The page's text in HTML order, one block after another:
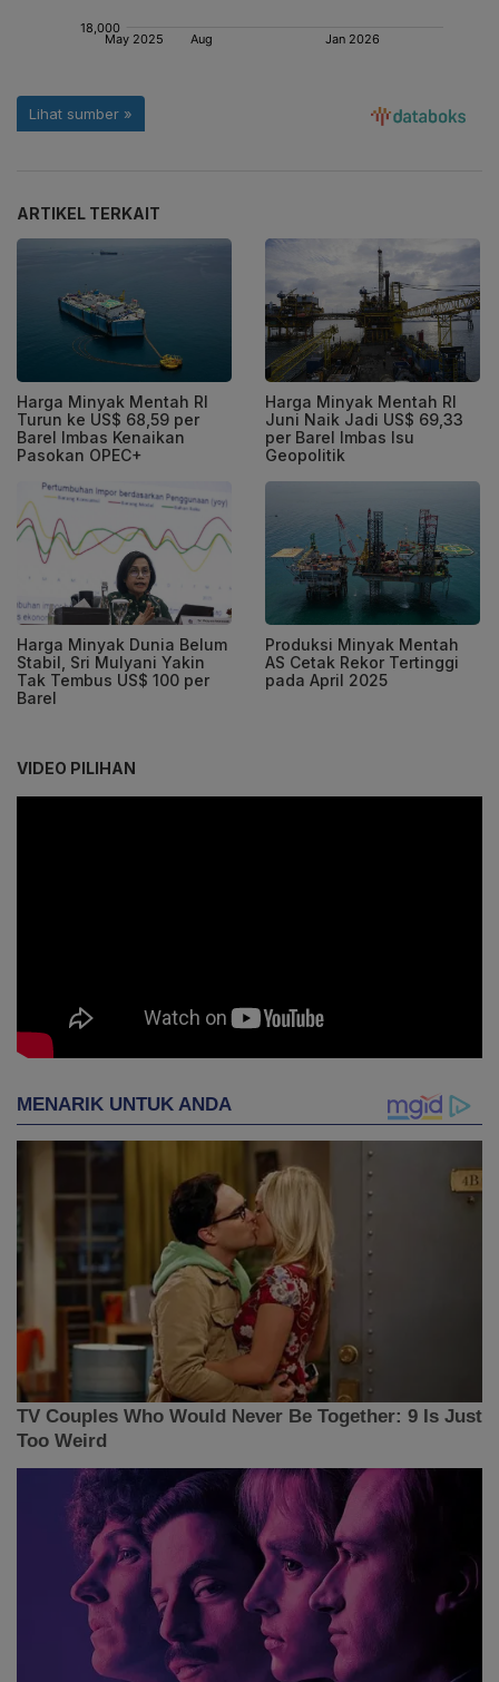
ARTIKEL TERKAIT
Harga Minyak Mentah RI
Turun ke US$ 68,59 per
Barel Imbas Kenaikan
Pasokan OPEC+
Harga Minyak Mentah RI
Juni Naik Jadi US$ 69,33
per Barel Imbas Isu
Geopolitik
Harga Minyak Dunia Belum
Stabil, Sri Mulyani Yakin
Tak Tembus US$ 100 per
Barel
Produksi Minyak Mentah
AS Cetak Rekor Tertinggi
pada April 2025
VIDEO PILIHAN